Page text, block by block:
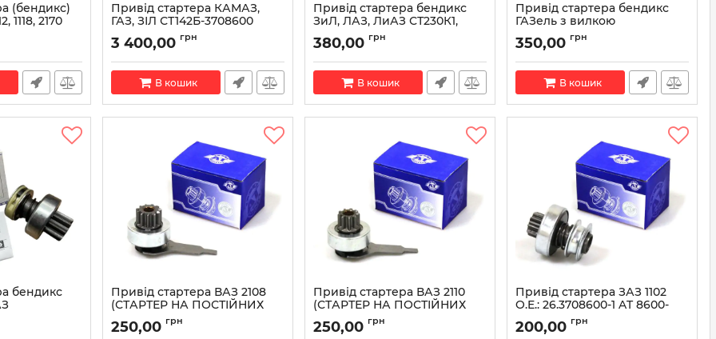
(бендикс)
1118, 2170
во БАТЭ)
Привід стартера КАМАЗ,
ГАЗ, ЗІЛ СТ142Б-3708600
(вир-во БАТЭ)
Артикул: СТ142Б-3708600
3 400,00 грн
В кошик
Привід стартера бендикс
ЗиЛ, ЛАЗ, ЛиАЗ СТ230К1,
СТ230К4 СТ230К-3708600-01
(вир-во ДК)
Артикул: СТ230К-3708600-01
380,00 грн
В кошик
Привід стартера бендикс
ГАЗель з вилкою
редукторний 406 дв.
6012.3708600 (вир-во ДК)
Артикул: 6012.3708600
350,00 грн
В кошик
бендикс
(вир-во
Привід стартера ВАЗ 2108
(СТАРТЕР НА ПОСТІЙНИХ
МАГНІТАХ) AT 8600-008SD
Артикул: AT 8600-008SD
250,00 грн
Привід стартера ВАЗ 2110
(СТАРТЕР НА ПОСТІЙНИХ
МАГНІТАХ) AT 8600-010SD
Артикул: AT 8600-010SD
250,00 грн
Привід стартера ЗАЗ 1102
O.E.: 26.3708600-1 AT 8600-
Артикул: AT 8600-102SD
200,00 грн